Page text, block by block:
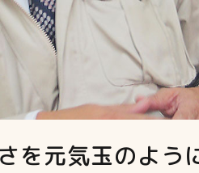
を元気玉のよう